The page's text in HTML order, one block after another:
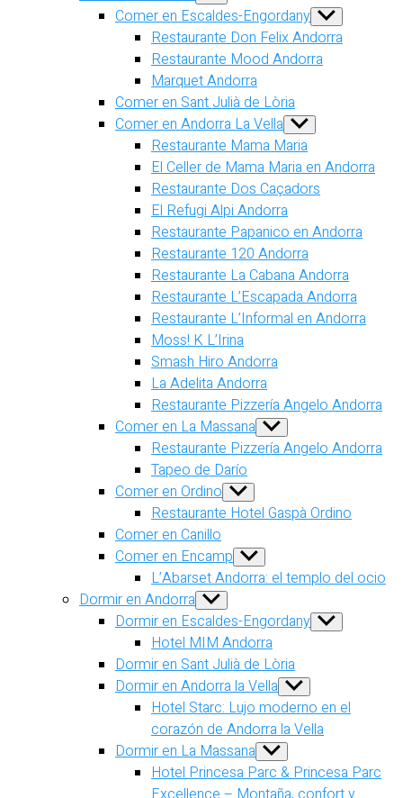
sub
menu
Comer en Escaldes-Engordany Show
sub
menu
Restaurante Don Felix Andorra
Restaurante Mood Andorra
Marquet Andorra
Comer en Sant Julià de Lòria
Comer en Andorra La Vella Show
sub
menu
Restaurante Mama Maria
El Celler de Mama Maria en Andorra
Restaurante Dos Caçadors
El Refugi Alpi Andorra
Restaurante Papanico en Andorra
Restaurante 120 Andorra
Restaurante La Cabana Andorra
Restaurante L’Escapada Andorra
Restaurante L’Informal en Andorra
Moss! K L’Irina
Smash Hiro Andorra
La Adelita Andorra
Restaurante Pizzería Angelo Andorra
Comer en La Massana Show
sub
menu
Restaurante Pizzería Angelo Andorra
Tapeo de Darío
Comer en Ordino Show
sub
menu
Restaurante Hotel Gaspà Ordino
Comer en Canillo
Comer en Encamp Show
sub
menu
L’Abarset Andorra: el templo del ocio
Dormir en Andorra Show
sub
menu
Dormir en Escaldes-Engordany Show
sub
Hotel MIM Andorra
Dormir en Sant Julià de Lòria
Dormir en Andorra la Vella Show
sub
menu
Hotel Starc: Lujo moderno en el
corazón de Andorra la Vella
Dormir en La Massana Show
sub
menu
Hotel Princesa Parc & Princesa Parc